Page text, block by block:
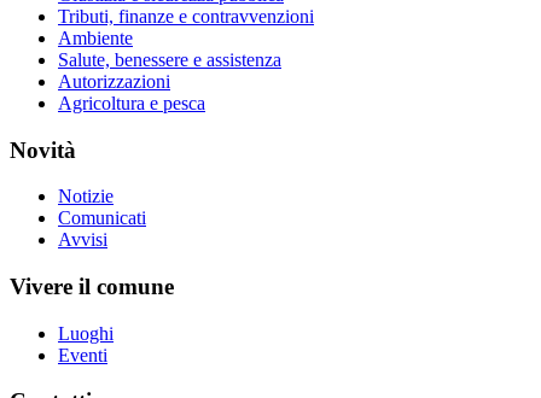
Tributi, finanze e contravvenzioni
Ambiente
Salute, benessere e assistenza
Autorizzazioni
Agricoltura e pesca
Novità
Notizie
Comunicati
Avvisi
Vivere il comune
Luoghi
Eventi